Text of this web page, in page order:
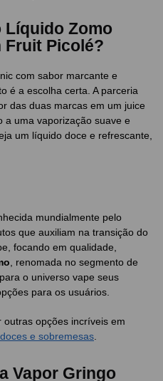
Líquido Zomo
Fruit Picolé?
com sabor marcante e
é a escolha certa. A parceria
das duas marcas em um juice
a uma vaporização suave e
um líquido doce e refrescante,
mundialmente pelo
que auxiliam na transição do
focando em qualidade,
, renomada no segmento de
o universo vape seus
para os usuários.
opções incríveis em
e sobremesas
Vapor Gringo